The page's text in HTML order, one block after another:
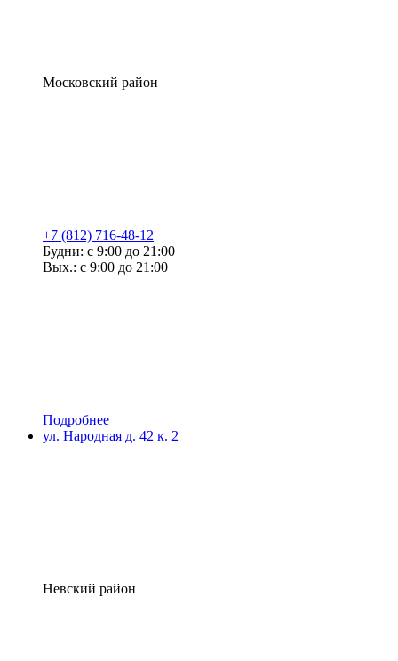
Московский район
+7 (812) 716-48-12
Будни: с 9:00 до 21:00
Вых.: с 9:00 до 21:00
Подробнее
ул. Народная д. 42 к. 2
Невский район